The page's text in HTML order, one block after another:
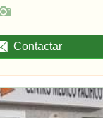
Contactar